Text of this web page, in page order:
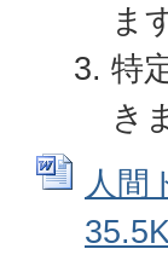
ま
特
き
人間